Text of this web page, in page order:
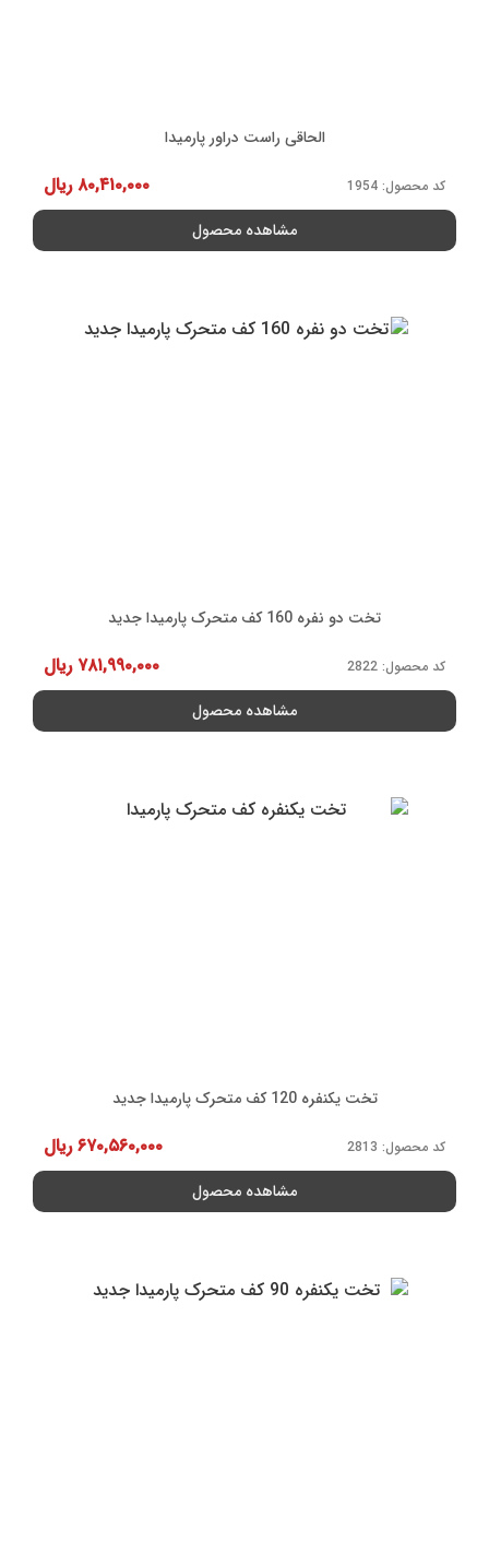
الحاقی راست دراور پارمیدا
کد محصول: 1954 ۸۰,۴۱۰,۰۰۰ ریال
مشاهده محصول
تخت دو نفره 160 کف متحرک پارمیدا جدید
کد محصول: 2822 ۷۸۱,۹۹۰,۰۰۰ ریال
مشاهده محصول
تخت یکنفره 120 کف متحرک پارمیدا جدید
کد محصول: 2813 ۶۷۰,۵۶۰,۰۰۰ ریال
مشاهده محصول